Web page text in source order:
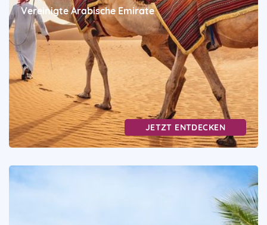
Vereinigte Arabische Emirate
JETZT ENTDECKEN